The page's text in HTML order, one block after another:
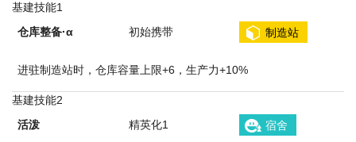
基建技能1
仓库整备·α
初始携带 制造站
进驻制造站时，仓库容量上限+6，生产力+10%
基建技能2
活泼
精英化1 宿舍